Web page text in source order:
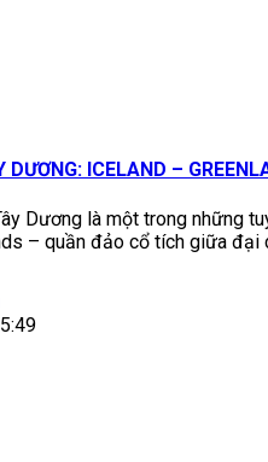
ICELAND –
Dương là một trong những
– quần đảo cổ tích giữa đại